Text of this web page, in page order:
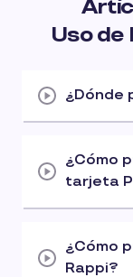
Uso
¿Dónde
¿Cómo
tarjeta
¿Cómo
Rappi?